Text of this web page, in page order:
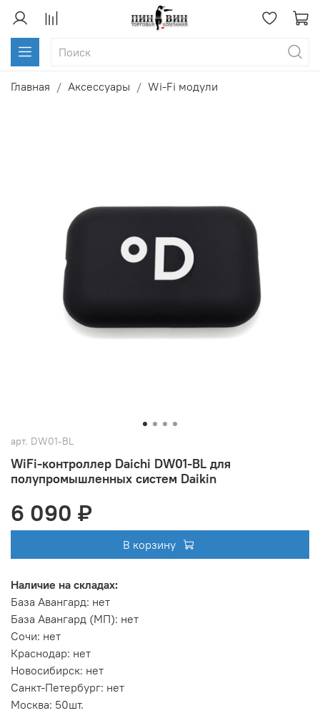
Главная Аксессуары Wi-Fi модули
арт. DW01-BL
WiFi-контроллер Daichi DW01-BL для
полупромышленных систем Daikin
6 090 ₽
В корзину
Наличие на складах:
База Авангард: нет
База Авангард (МП): нет
Сочи: нет
Краснодар: нет
Новосибирск: нет
Санкт-Петербург: нет
Москва: 50шт.